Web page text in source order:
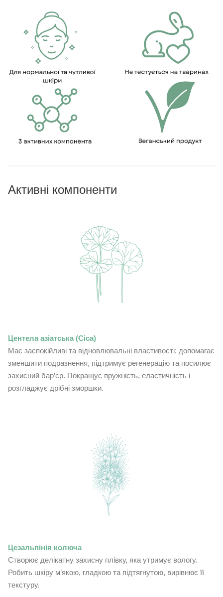
Активні компоненти
Центела азіатська (Cica)
Має заспокійливі та відновлювальні властивості: допомагає
зменшити подразнення, підтримує регенерацію та посилює
захисний бар’єр. Покращує пружність, еластичність і
розгладжує дрібні зморшки.
Цезальпінія колюча
Створює делікатну захисну плівку, яка утримує вологу.
Робить шкіру м’якою, гладкою та підтягнутою, вирівнює її
текстуру.